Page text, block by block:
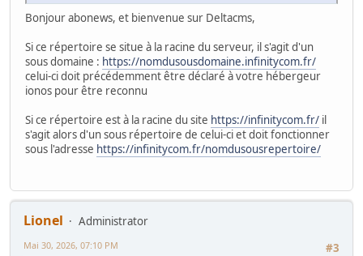
Bonjour abonews, et bienvenue sur Deltacms,
Si ce répertoire se situe à la racine du serveur, il s'agit d'un
sous domaine : https://nomdusousdomaine.infinitycom.fr/
celui-ci doit précédemment être déclaré à votre hébergeur
ionos pour être reconnu
Si ce répertoire est à la racine du site https://infinitycom.fr/ il
s'agit alors d'un sous répertoire de celui-ci et doit fonctionner
sous l'adresse https://infinitycom.fr/nomdusousrepertoire/
Lionel
Administrator
#3
Mai 30, 2026, 07:10 PM